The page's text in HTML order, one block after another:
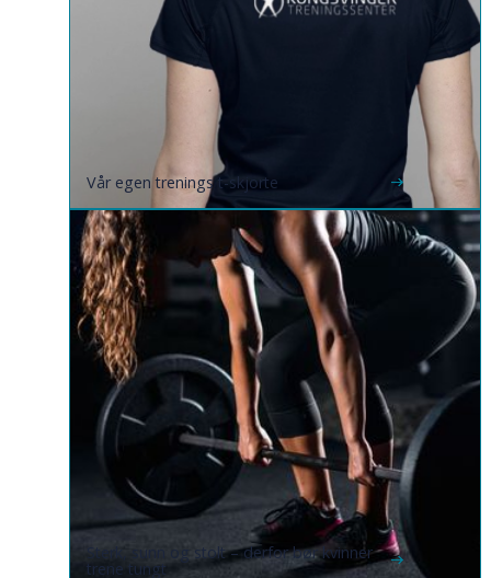
Vår egen trenings t-skjorte
Sterk, sunn og stolt – derfor bør kvinner
trene tungt